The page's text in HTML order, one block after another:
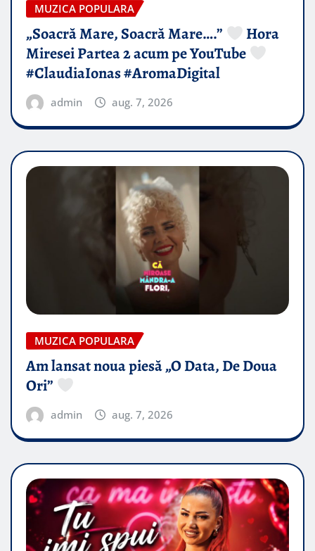
MUZICA POPULARA
„Soacră Mare, Soacră Mare….”
Hora
Miresei Partea 2 acum pe YouTube
#ClaudiaIonas #AromaDigital
admin aug. 7, 2026
MUZICA POPULARA
Am lansat noua piesă „O Data, De Doua
Ori”
admin aug. 7, 2026